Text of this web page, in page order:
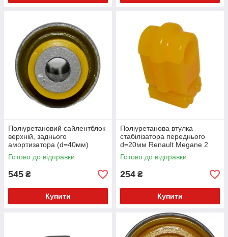
Поліуретановий сайлентблок
верхній, заднього
амортизатора (d=40мм)
Renault Megane 2 gen.
Універсал (2003-2009) v17
Готово до відправки
545 ₴
Купити
Поліуретанова втулка
стабілізатора переднього
d=20мм Renault Megane 2
gen. Хетчбек (2002-2009) v17
Готово до відправки
254 ₴
Купити